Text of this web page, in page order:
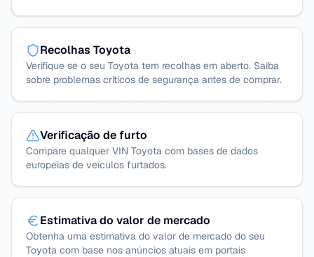
Recolhas Toyota
Verifique se o seu Toyota tem recolhas em aberto. Saiba
sobre problemas críticos de segurança antes de comprar.
Verificação de furto
Compare qualquer VIN Toyota com bases de dados
europeias de veículos furtados.
Estimativa do valor de mercado
Obtenha uma estimativa do valor de mercado do seu
Toyota com base nos anúncios atuais em portais